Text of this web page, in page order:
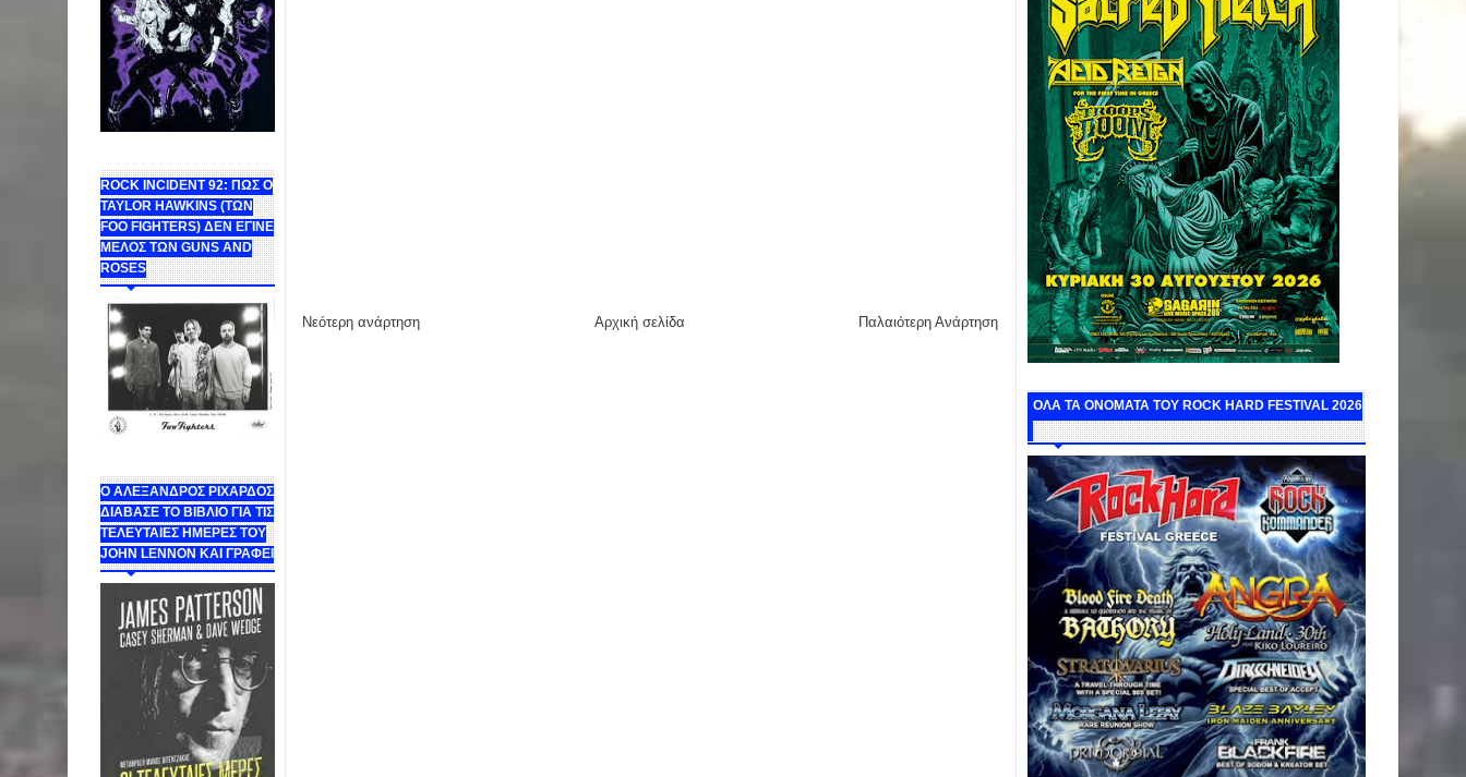
ROCK INCIDENT 92: ΠΩΣ Ο
TAYLOR HAWKINS (ΤΩΝ
FOO FIGHTERS) ΔΕΝ ΕΓΙΝΕ
ΜΕΛΟΣ ΤΩΝ GUNS AND
ROSES
Ο ΑΛΕΞΑΝΔΡΟΣ ΡΙΧΑΡΔΟΣ
ΔΙΑΒΑΣΕ ΤΟ ΒΙΒΛΙΟ ΓΙΑ ΤΙΣ
ΤΕΛΕΥΤΑΙΕΣ ΗΜΕΡΕΣ ΤΟΥ
JOHN LENNON ΚΑΙ ΓΡΑΦΕΙ
Νεότερη ανάρτηση Παλαιότερη Ανάρτηση
Αρχική σελίδα
ΟΛΑ ΤΑ ΟΝΟΜΑΤΑ ΤΟΥ ROCK HARD FESTIVAL 2026